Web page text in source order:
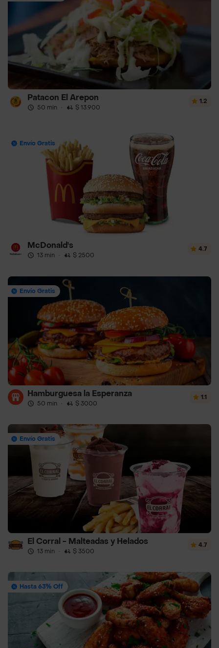
Patacon El Arepon
50 min · $ 13.900
1.2
Envío Gratis
McDonald's
13 min · $ 2500
4.7
Envío Gratis
Hamburguesa la Esperanza
50 min · $ 3000
1.1
Envío Gratis
El Corral - Malteadas y Helados
13 min · $ 3500
4.7
Hasta 63% Off